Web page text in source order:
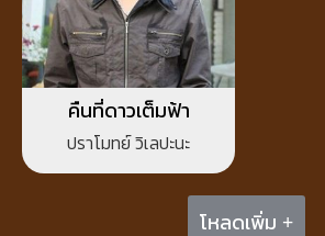
คืนที่ดาวเต็มฟ้า
ปราโมทย์ วิเลปะนะ
โหลดเพิ่ม +